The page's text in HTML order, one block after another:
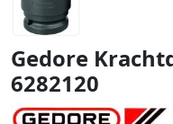
Gedore
6282120